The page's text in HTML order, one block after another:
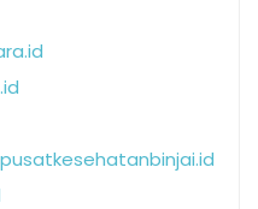
pusatkesehatanbinjai.id